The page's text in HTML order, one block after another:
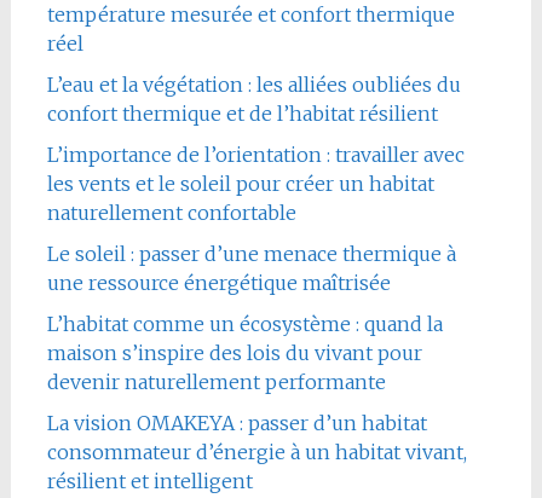
température mesurée et confort thermique
réel
L’eau et la végétation : les alliées oubliées du
confort thermique et de l’habitat résilient
L’importance de l’orientation : travailler avec
les vents et le soleil pour créer un habitat
naturellement confortable
Le soleil : passer d’une menace thermique à
une ressource énergétique maîtrisée
L’habitat comme un écosystème : quand la
maison s’inspire des lois du vivant pour
devenir naturellement performante
La vision OMAKEYA : passer d’un habitat
consommateur d’énergie à un habitat vivant,
résilient et intelligent